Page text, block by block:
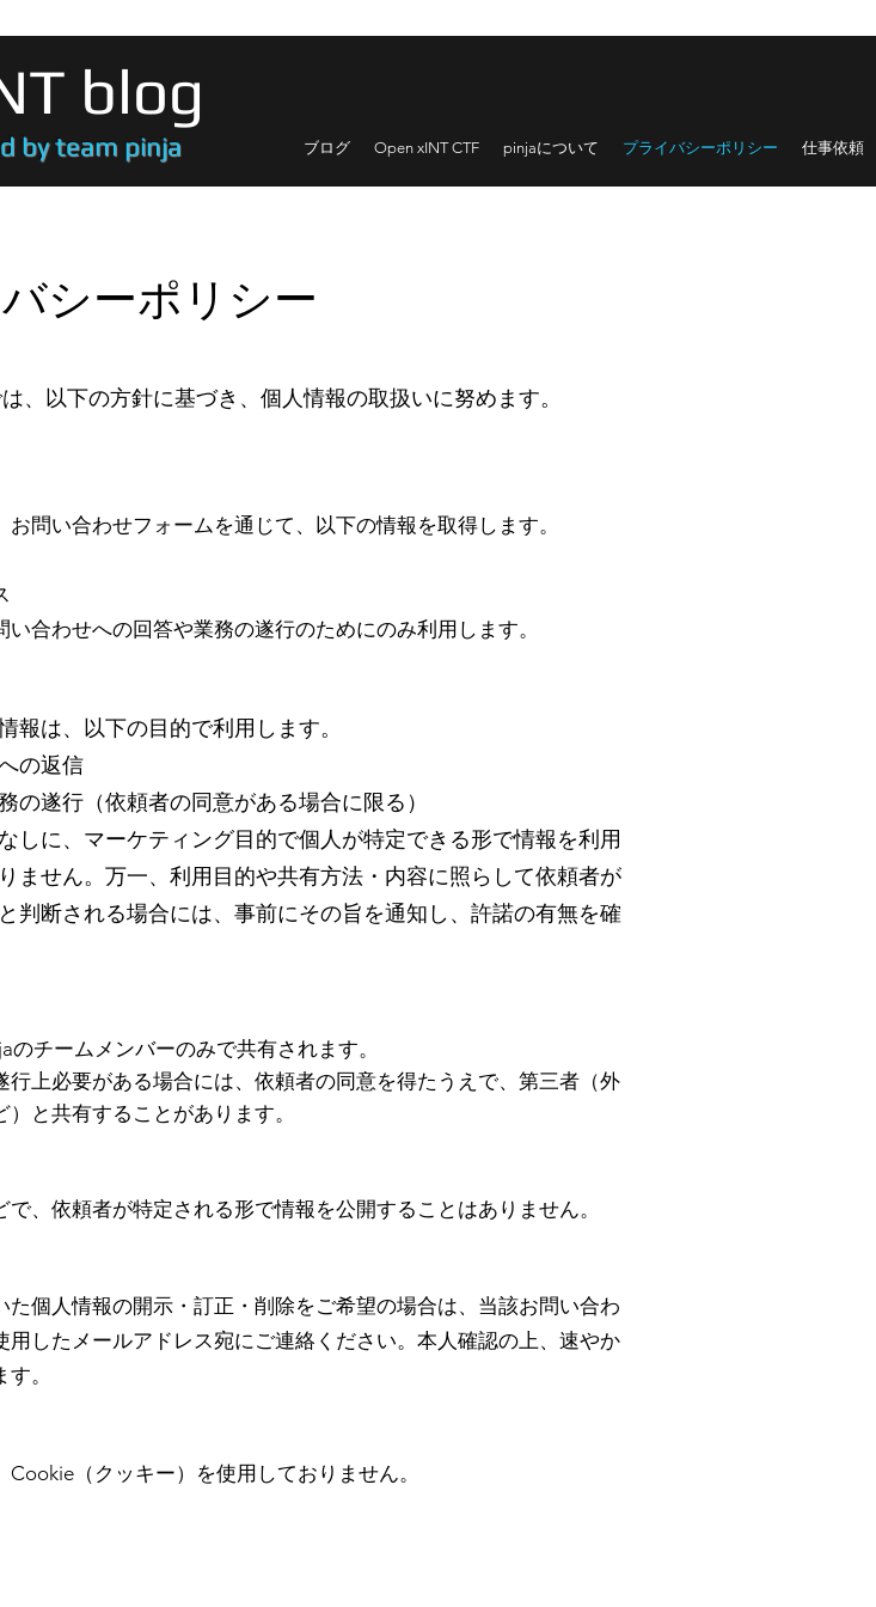
blog
by team pinja ブログ Open xINT CTF pinjaについて プライバシーポリシー 仕事依頼
シーポリシー
、以下の方針に基づき、個人情報の取扱いに努めます。
お問い合わせフォームを通じて、以下の情報を取得します。
い合わせへの回答や業務の遂行のためにのみ利用します。
報は、以下の目的で利用します。
の返信
の遂行（依頼者の同意がある場合に限る）
しに、マーケティング目的で個人が特定できる形で情報を利用
ません。万一、利用目的や共有方法・内容に照らして依頼者が
判断される場合には、事前にその旨を通知し、許諾の有無を確
のチームメンバーのみで共有されます。
行上必要がある場合には、依頼者の同意を得たうえで、第三者（外
と共有することがあります。
で、依頼者が特定される形で情報を公開することはありません。
た個人情報の開示・訂正・削除をご希望の場合は、当該お問い合わ
用したメールアドレス宛にご連絡ください。本人確認の上、速やか
。
Cookie（クッキー）を使用しておりません。